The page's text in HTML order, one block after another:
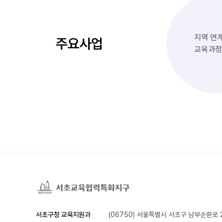
주요사업
지역 연
교육과
서초구청 교육지원과 (06750) 서울특별시 서초구 남부순환